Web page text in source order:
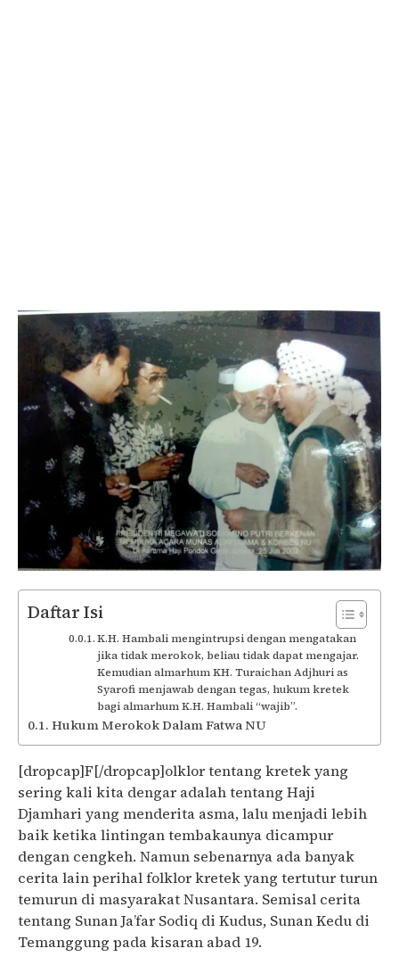
Daftar Isi
K.H. Hambali mengintrupsi dengan mengatakan
jika tidak merokok, beliau tidak dapat mengajar.
Kemudian almarhum KH. Turaichan Adjhuri as
Syarofi menjawab dengan tegas, hukum kretek
bagi almarhum K.H. Hambali “wajib”.
Hukum Merokok Dalam Fatwa NU
[dropcap]F[/dropcap]olklor tentang kretek yang
sering kali kita dengar adalah tentang Haji
Djamhari yang menderita asma, lalu menjadi lebih
baik ketika lintingan tembakaunya dicampur
dengan cengkeh. Namun sebenarnya ada banyak
cerita lain perihal folklor kretek yang tertutur turun
temurun di masyarakat Nusantara. Semisal cerita
tentang Sunan Ja’far Sodiq di Kudus, Sunan Kedu di
Temanggung pada kisaran abad 19.